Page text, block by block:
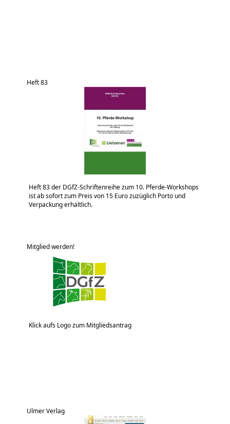
Heft 83
Heft 83 der DGfZ-Schriftenreihe zum 10. Pferde-Workshops
ist ab sofort zum Preis von 15 Euro zuzüglich Porto und
Verpackung erhältlich.
Mitglied werden!
Klick aufs Logo zum Mitgliedsantrag
Ulmer Verlag